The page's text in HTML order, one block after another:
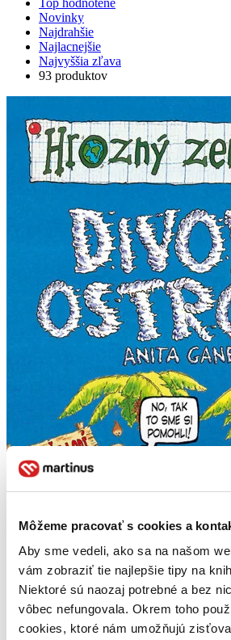
Môžeme pracovať s cookies a
Aby sme vedeli, ako sa na našom
vám zobraziť tie najlepšie tipy na
Niektoré sú naozaj potrebné a bez
vôbec nefungovala. Okrem toho
cookies, ktoré nám umožňujú
Top hodnotené
Novinky
Najdrahšie
Najlacnejšie
Najvyššia zľava
93 produktov